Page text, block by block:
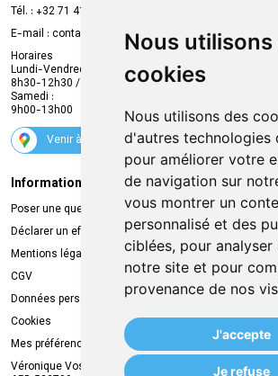
Nous utilisons
cookies
Nous utilisons des
d'autres technologies
pour améliorer votre
de navigation sur
vous montrer un
personnalisé et des
ciblées, pour
notre site et pour
provenance de nos
J'accepte
Je refuse
Tél. : +32 71 41 32 10
E-mail : contact
mvapharma.be
Horaires
Lundi-Vendredi :
8h30-12h30 / 13h30-18h30
Samedi :
9h00-13h00
Venir à la pharmacie
Compte
Envoi
Suivez-nous
Informations légales
Poser une question
Déclarer un effet indésirable
Mentions légales
CGV
Données personnelles
Cookies
Mes préférences Cookies
Véronique Vos
Livraison
Retrait à la
Livraison
Livraison